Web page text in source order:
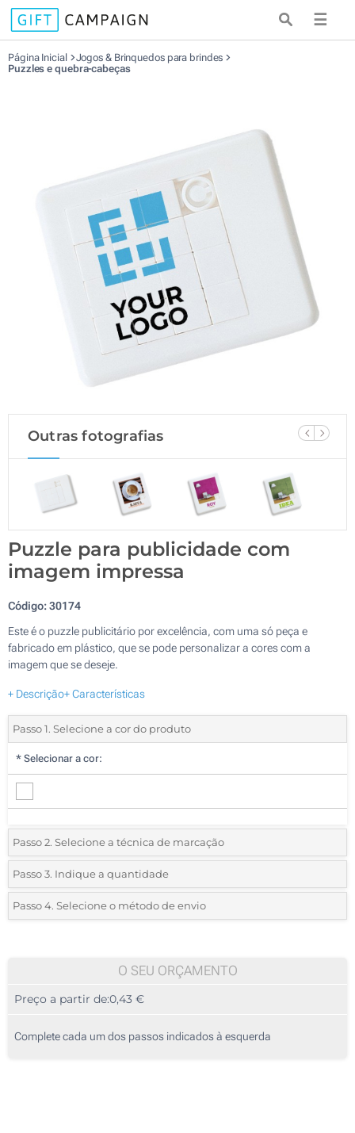
☰
Página Inicial
Jogos & Brinquedos para brindes
Puzzles e quebra-cabeças
Outras fotografias
Puzzle para publicidade com
imagem impressa
Código:30174
Este é o puzzle publicitário por excelência, com uma só peça e
fabricado em plástico, que se pode personalizar a cores com a
imagem que se deseje.
+ Descrição+ Características
Passo 1. Selecione a cor do produto
* Selecionar a cor:
Passo 2. Selecione a técnica de marcação
*Selecione o tipo de marcação e as cores do logotipo:
1 Cor (Na frente)
Passo 3. Indique a quantidade
*Quantidade mínima:25
50
125
Passo 4. Selecione o método de envio
O SEU ORÇAMENTO
Preço a partir de:0,43 €
Complete cada um dos passos indicados à esquerda